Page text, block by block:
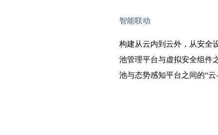
智能联动
构建从云内到云外，从安全
池管理平台与虚拟安全组件
池与态势感知平台之间的“